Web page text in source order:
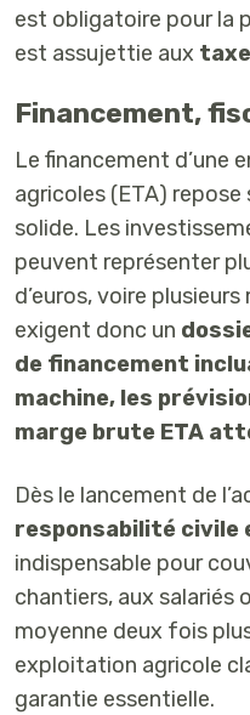
est obligatoire pour la
est assujettie aux
Financement,
Le financement d’une
agricoles (ETA) repose
solide. Les
peuvent représenter
d’euros, voire plusieurs
exigent donc un
de financement
machine, les
marge brute ETA
Dès le lancement de
responsabilité civile
indispensable pour
chantiers, aux salariés
moyenne deux fois
exploitation agricole
garantie essentielle.